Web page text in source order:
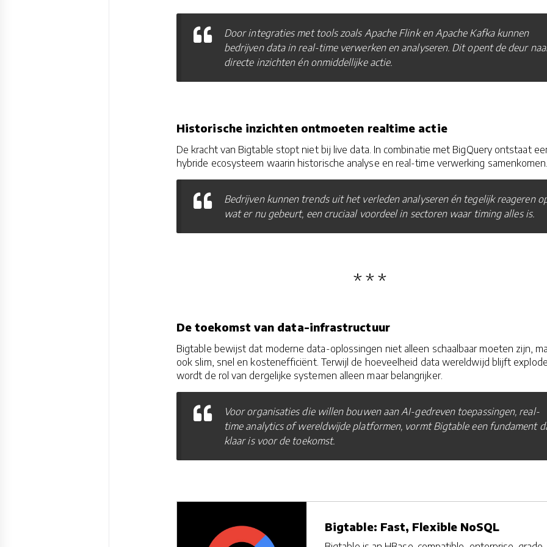
Door integraties met tools zoals Apache Flink en Apache Kafka kunnen
bedrijven data in real-time verwerken en analyseren. Dit opent de deur
directe inzichten én onmiddellijke actie.
Historische inzichten ontmoeten realtime actie
De kracht van Bigtable stopt niet bij live data. In combinatie met BigQuery ontstaat
hybride ecosysteem waarin historische analyse en real-time verwerking samenkomen.
Bedrijven kunnen trends uit het verleden analyseren én tegelijk reageren
wat er nu gebeurt, een cruciaal voordeel in sectoren waar timing alles is.
De toekomst van data-infrastructuur
Bigtable bewijst dat moderne data-oplossingen niet alleen schaalbaar moeten zijn,
ook slim, snel en kostenefficiënt. Terwijl de hoeveelheid data wereldwijd blijft
wordt de rol van dergelijke systemen alleen maar belangrijker.
Voor organisaties die willen bouwen aan AI-gedreven toepassingen, real-
time analytics of wereldwijde platformen, vormt Bigtable een fundament
klaar is voor de toekomst.
Bigtable: Fast, Flexible NoSQL